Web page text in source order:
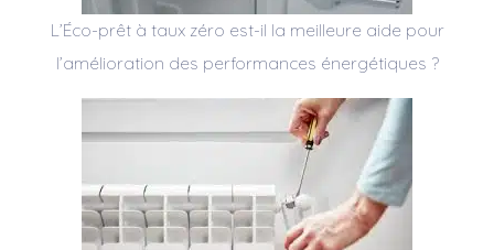
L’Éco-prêt à taux zéro est-il la meilleure aide pour
l’amélioration des performances énergétiques ?